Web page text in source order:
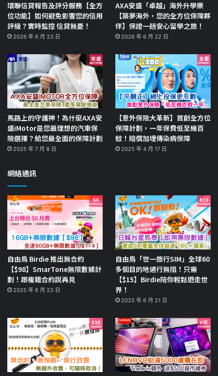
環聯信貸報告及評分服務【全方
位功能】如何避免影響您的信用
評級？實時監控 信貸無憂！
2026 年 6 月 23 日
AXA安盛「卓越」海外升學樂
【築夢海外，您的全方位保障夥
伴】保證一趟安心留學之旅！
2026 年 6 月 22 日
馬路上的守護神！為什麼AXA安
盛iMotor是您最理想的汽車保
險選擇？給您最全面的保障計劃
2025 年 7 月 8 日
【意外保險大革新】首創全方位
保障計劃，一年保費低至幾百
蚊！賠償加埋傳染病保障
2025 年 4 月 17 日
網絡通訊
自由鳥 Birdie 推出無合約
【$98】SmarTone無限數據計
劃！跟複雜合約說再見
2025 年 6 月 23 日
自由鳥「世一旅行SIM」全球60
多個目的地通行無阻！只需
【$15】Birdie陪你輕鬆遊走世
界！
2025 年 6 月 21 日